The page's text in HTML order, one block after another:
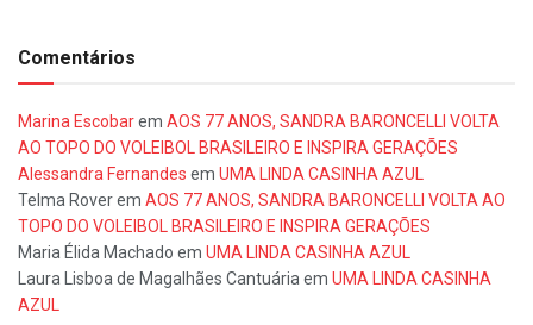
Comentários
Marina Escobarem AOS 77 ANOS, SANDRA BARONCELLI VOLTA
AO TOPO DO VOLEIBOL BRASILEIRO E INSPIRA GERAÇÕES
Alessandra Fernandes em UMA LINDA CASINHA AZUL
Telma Roverem AOS 77 ANOS, SANDRA BARONCELLI VOLTA AO
TOPO DO VOLEIBOL BRASILEIRO E INSPIRA GERAÇÕES
Maria Élida Machado em UMA LINDA CASINHA AZUL
Laura Lisboa de Magalhães Cantuária em UMA LINDA CASINHA
AZUL